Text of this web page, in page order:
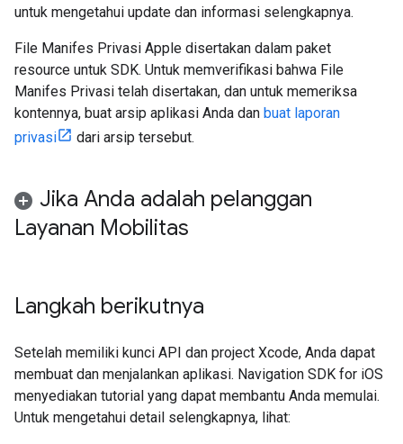
untuk mengetahui update dan informasi selengkapnya.
File Manifes Privasi Apple disertakan dalam paket
resource untuk SDK. Untuk memverifikasi bahwa File
Manifes Privasi telah disertakan, dan untuk memeriksa
kontennya, buat arsip aplikasi Anda dan buat laporan
privasi
dari arsip tersebut.
Jika Anda adalah pelanggan
Layanan Mobilitas
Langkah berikutnya
Setelah memiliki kunci API dan project Xcode, Anda dapat
membuat dan menjalankan aplikasi. Navigation SDK for iOS
menyediakan tutorial yang dapat membantu Anda memulai.
Untuk mengetahui detail selengkapnya, lihat: